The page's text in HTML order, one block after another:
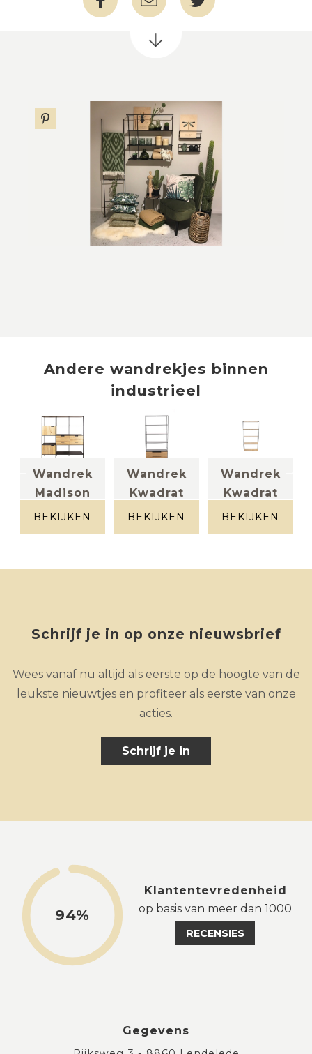
Andere wandrekjes binnen
industrieel
Wandrek
Madison
naturel
BEKIJKEN
Wandrek
Kwadrat
massief eik
BEKIJKEN
Wandrek
Kwadrat
metaal
BEKIJKEN
Schrijf je in op onze nieuwsbrief
Wees vanaf nu altijd als eerste op de hoogte van de
leukste nieuwtjes en profiteer als eerste van onze
acties.
Schrijf je in
94%
Klantentevredenheid
op basis van meer dan 1000
RECENSIES
Gegevens